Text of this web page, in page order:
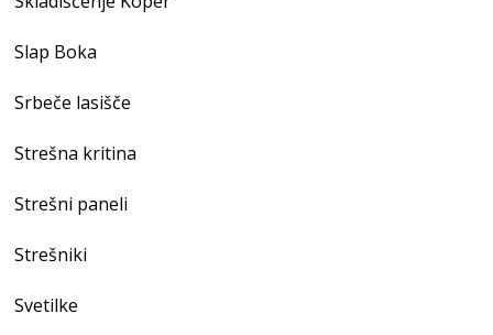
Slap Boka
Srbeče lasišče
Strešna kritina
Strešni paneli
Strešniki
Svetilke